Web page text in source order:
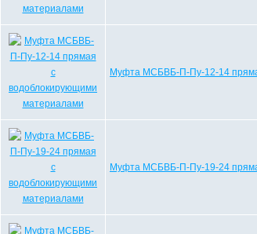
Муфта МСБВБ-П-Пу-12-14
Муфта МСБВБ-П-Пу-19-24